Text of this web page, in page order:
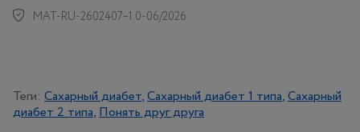
MAT-RU-2602407–1.0-06/2026
Теги: Сахарный диабет Сахарный диабет 1 типа Сахарный
диабет 2 типа Понять друг друга